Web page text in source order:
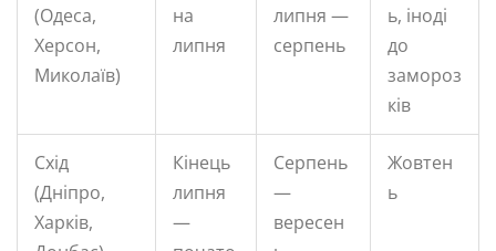
(Одеса,
Херсон,
Миколаїв)
на
липня
липня —
серпень
ь, іноді
до
замороз
ків
Схід
(Дніпро,
Харків,
Кінець
липня
—
Серпень
—
вересен
Жовтен
ь